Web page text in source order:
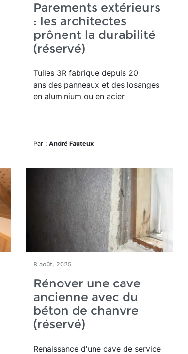
Parements extérieurs
: les architectes
prônent la durabilité
(réservé)
Tuiles 3R fabrique depuis 20
ans des panneaux et des losanges
en aluminium ou en acier.
Par : André Fauteux
8 août, 2025
Rénover une cave
ancienne avec du
béton de chanvre
(réservé)
Renaissance d'une cave de service